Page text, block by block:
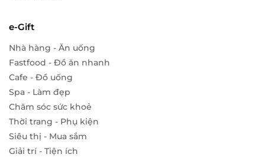
e-Gift
Nhà hàng - Ăn uống
Fastfood - Đồ ăn nhanh
Cafe - Đồ uống
Spa - Làm đẹp
Chăm sóc sức khoẻ
Thời trang - Phụ kiện
Siêu thị - Mua sắm
Giải trí - Tiện ích